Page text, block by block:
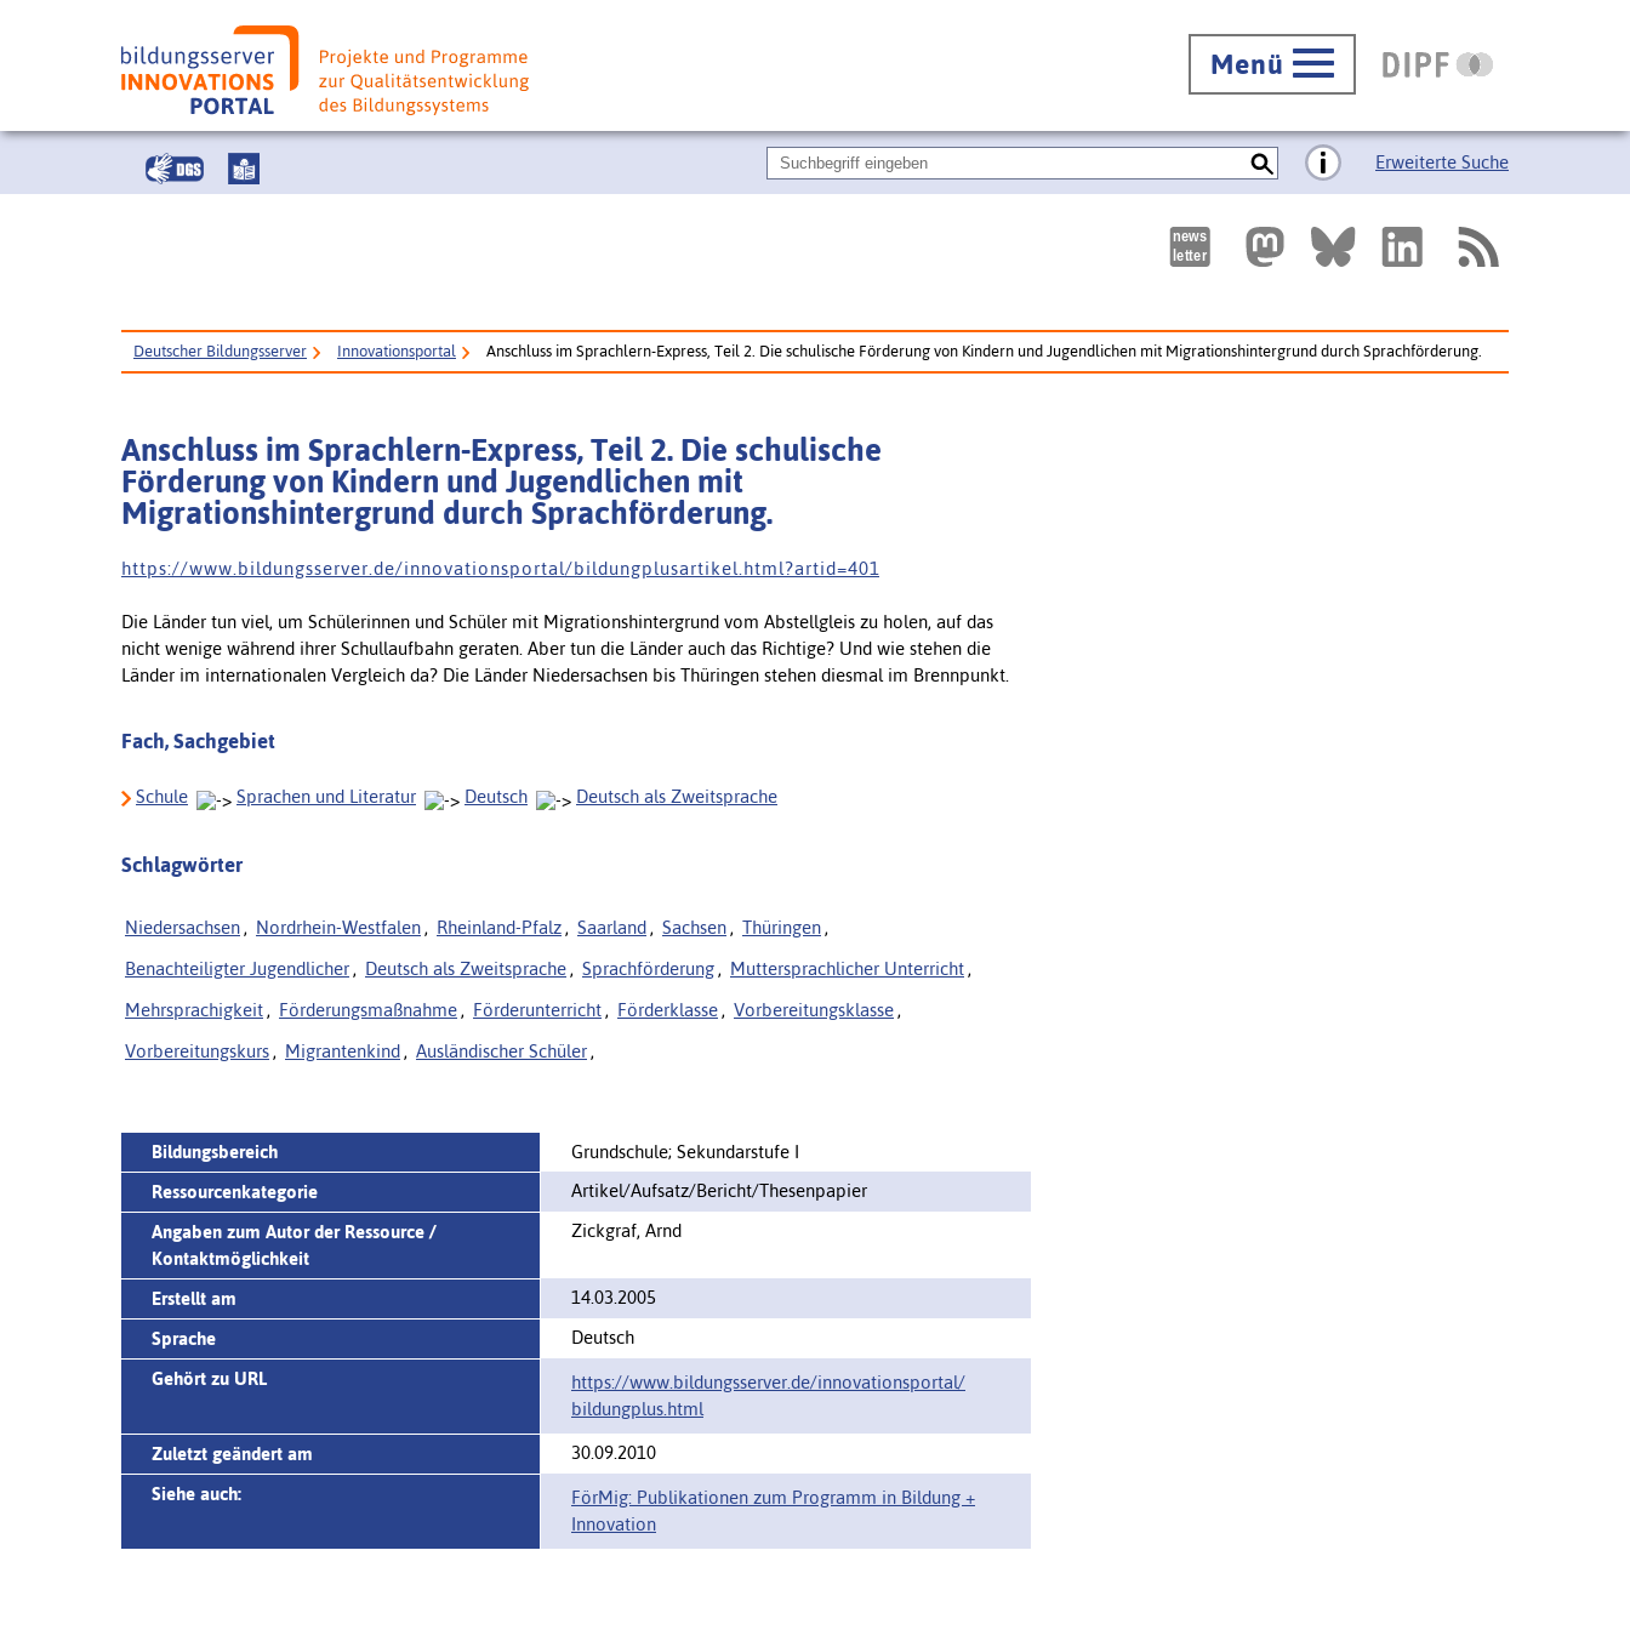
Menü
Erweiterte Suche
Deutscher Bildungsserver Innovationsportal Anschluss im Sprachlern-Express, Teil 2. Die schulische Förderung von Kindern und Jugendlichen mit Migrationshintergrund durch Sprachförderung.
Anschluss im Sprachlern-Express, Teil 2. Die schulische
Förderung von Kindern und Jugendlichen mit
Migrationshintergrund durch Sprachförderung.
h t t p s : / / w w w . b i l d u n g s s e r v e r . d e / i n n o v a t i o n s p o r t a l / b i l d u n g p l u s a r t i k e l . h t m l ? a r t i d = 4 0 1
Die Länder tun viel, um Schülerinnen und Schüler mit Migrationshintergrund vom Abstellgleis zu holen, auf das
nicht wenige während ihrer Schullaufbahn geraten. Aber tun die Länder auch das Richtige? Und wie stehen die
Länder im internationalen Vergleich da? Die Länder Niedersachsen bis Thüringen stehen diesmal im Brennpunkt.
Fach, Sachgebiet
Schule Sprachen und Literatur Deutsch Deutsch als Zweitsprache
Schlagwörter
Niedersachsen , Nordrhein-Westfalen , Rheinland-Pfalz , Saarland , Sachsen , Thüringen ,
Benachteiligter Jugendlicher , Deutsch als Zweitsprache , Sprachförderung , Muttersprachlicher Unterricht ,
Mehrsprachigkeit , Förderungsmaßnahme , Förderunterricht , Förderklasse , Vorbereitungsklasse ,
Vorbereitungskurs , Migrantenkind , Ausländischer Schüler ,
Bildungsbereich
Grundschule; Sekundarstufe I
Ressourcenkategorie
Artikel/Aufsatz/Bericht/Thesenpapier
Angaben zum Autor der Ressource /
Kontaktmöglichkeit
Zickgraf, Arnd
Erstellt am
14.03.2005
Sprache
Deutsch
Gehört zu URL
https://www.bildungsserver.de/innovationsportal/‌
bildungplus.html
Zuletzt geändert am
30.09.2010
Siehe auch:
FörMig: Publikationen zum Programm in Bildung +
Innovation